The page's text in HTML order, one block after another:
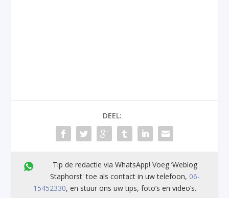
DEEL:
Tip de redactie via WhatsApp! Voeg ’Weblog
Staphorst' toe als contact in uw telefoon, 06-
15452330, en stuur ons uw tips, foto’s en video’s.